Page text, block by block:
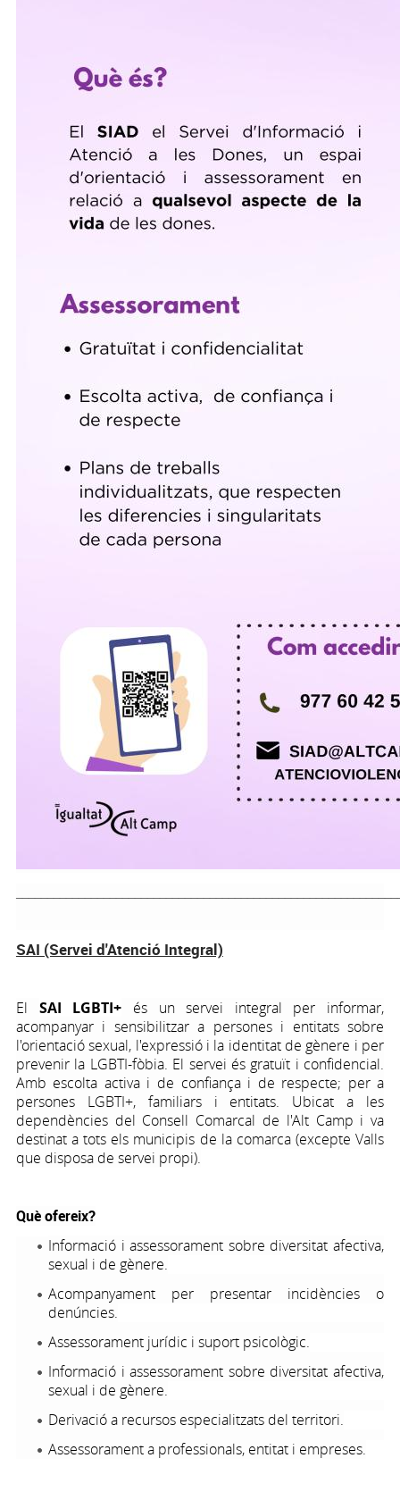
SAI (Servei d'Atenció Integral)
El SAI LGBTI+ és un servei integral per informar,
acompanyar i sensibilitzar a persones i entitats sobre
l'orientació sexual, l'expressió i la identitat de gènere i per
prevenir la LGBTI-fòbia. El servei és gratuït i confidencial.
Amb escolta activa i de confiança i de respecte; per a
persones LGBTI+, familiars i entitats. Ubicat a les
dependències del Consell Comarcal de l'Alt Camp i va
destinat a tots els municipis de la comarca (excepte Valls
que disposa de servei propi).
Què ofereix?
Informació i assessorament sobre diversitat afectiva,
sexual i de gènere.
Acompanyament per presentar incidències o
denúncies.
Assessorament jurídic i suport psicològic.
Informació i assessorament sobre diversitat afectiva,
sexual i de gènere.
Derivació a recursos especialitzats del territori.
Assessorament a professionals, entitat i empreses.